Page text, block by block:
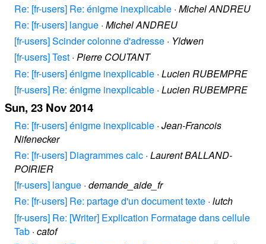
Re: [fr-users] Re: énigme inexplicable · Michel ANDREU
Re: [fr-users] langue · Michel ANDREU
[fr-users] Scinder colonne d'adresse · Yldwen
[fr-users] Test · Pierre COUTANT
Re: [fr-users] énigme inexplicable · Lucien RUBEMPRE
[fr-users] Re: énigme inexplicable · Lucien RUBEMPRE
Sun, 23 Nov 2014
Re: [fr-users] énigme inexplicable · Jean-Francois
Nifenecker
Re: [fr-users] Diagrammes calc · Laurent BALLAND-
POIRIER
[fr-users] langue · demande_aide_fr
Re: [fr-users] Re: partage d'un document texte · lutch
[fr-users] Re: [Writer] Explication Formatage dans cellule
Tab · catof